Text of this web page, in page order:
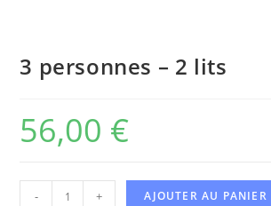
3 personnes – 2 lits
56,00 €
- + AJOUTER AU PANIER